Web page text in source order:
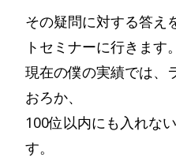
その疑問に対する答え
トセミナーに行きます。
現在の僕の実績では、
おろか、
100位以内にも入れな
す。